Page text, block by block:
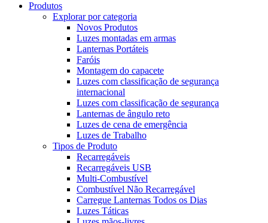
Produtos
Explorar por categoria
Novos Produtos
Luzes montadas em armas
Lanternas Portáteis
Faróis
Montagem do capacete
Luzes com classificação de segurança
internacional
Luzes com classificação de segurança
Lanternas de ângulo reto
Luzes de cena de emergência
Luzes de Trabalho
Tipos de Produto
Recarregáveis
Recarregáveis USB
Multi-Combustível
Combustível Não Recarregável
Carregue Lanternas Todos os Dias
Luzes Táticas